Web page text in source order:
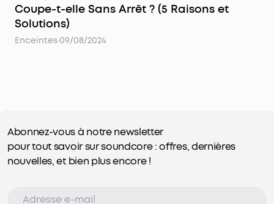
Coupe-t-elle Sans Arrêt ? (5 Raisons et
Solutions)
Enceintes·09/08/2024
Abonnez-vous à notre newsletter
pour tout savoir sur soundcore : offres, dernières
nouvelles, et bien plus encore !